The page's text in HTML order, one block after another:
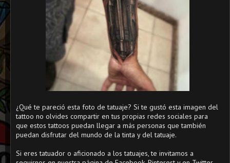
¿Qué te pareció esta foto de tatuaje? Si te gustó esta imagen del
tattoo no olvides compartir en tus propias redes sociales para
que estos tattoos puedan llegar a más personas que también
puedan disfrutar del mundo de la tinta y del tatuaje.
Si eres tatuador o aficionado a los tatuajes, te invitamos a